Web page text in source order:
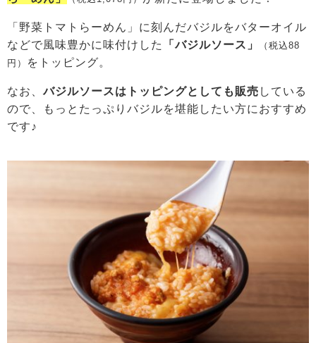
「野菜トマトらーめん」に刻んだバジルをバターオイル
などで風味豊かに味付けした
「バジルソース」
（税込88
円）
をトッピング。
なお、バジルソースはトッピングとしても販売 している
ので、もっとたっぷりバジルを堪能したい方におすすめ
です♪